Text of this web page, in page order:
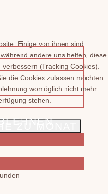
Einige von ihnen sind
andere uns helfen, diese
(Tracking Cookies).
die Cookies zulassen möchten.
womöglich nicht mehr
stehen.